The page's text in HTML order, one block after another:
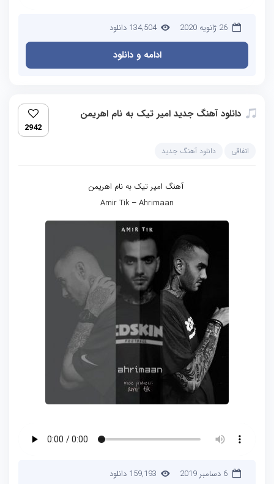
26 ژانویه 2020 134,504 دانلود
ادامه و دانلود
دانلود آهنگ جدید امیر تیک به نام اهریمن
2942
اتفاقی دانلود آهنگ جدید
آهنگ امیر تیک به نام اهریمن
Amir Tik – Ahrimaan
6 دسامبر 2019 159,193 دانلود